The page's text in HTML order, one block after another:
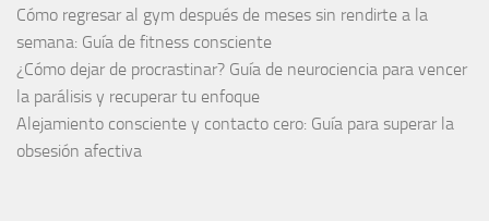
Cómo regresar al gym después de meses sin rendirte a la
semana: Guía de fitness consciente
¿Cómo dejar de procrastinar? Guía de neurociencia para vencer
la parálisis y recuperar tu enfoque
Alejamiento consciente y contacto cero: Guía para superar la
obsesión afectiva